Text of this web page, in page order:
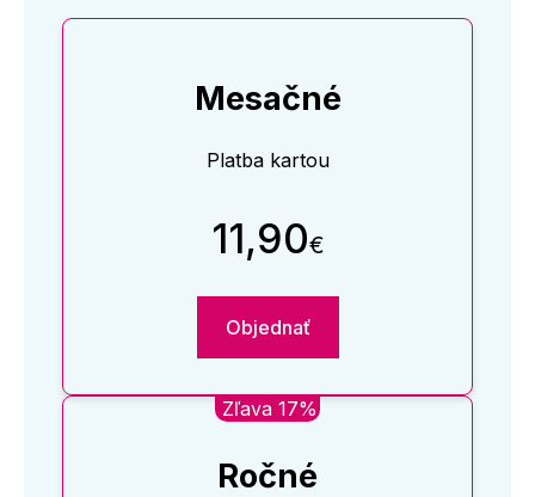
Mesačné
Platba kartou
11,90€
Objednať
Zľava 17%
Ročné